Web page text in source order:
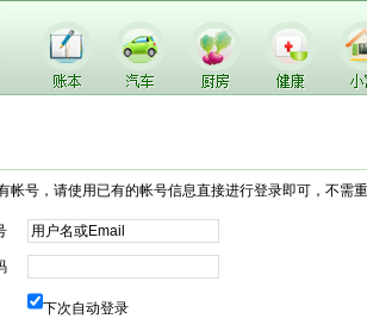
帐号，请使用已有的帐号信息直接进行登录即可，不需
下次自动登录